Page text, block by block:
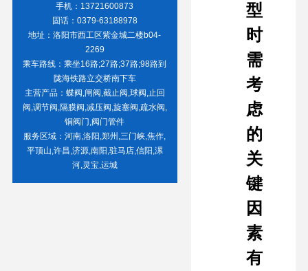
手机：13721600873
固话：0379-63188978
地址：洛阳市西工区紫金城二楼b04-
2269
乘车路线：乘坐16路;27路;37路;98路到
陇海铁路立交桥南下车
主营产品：蝶阀,闸阀,截止阀,球阀,止回
阀,调节阀,隔膜阀,减压阀,旋塞阀,疏水阀,
铜阀门,阀门管件
服务区域：河南,洛阳,郑州,三门峡,焦作,
平顶山,许昌,济源,南阳,驻马店,信阳,漯
河,灵宝,运城
型
时
需
考
虑
的
关
键
因
素
有